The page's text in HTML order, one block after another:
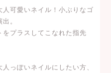
可愛いネイル！小ぶりなゴ
。
プラスしてこなれた指先
っぽいネイルにしたい方、